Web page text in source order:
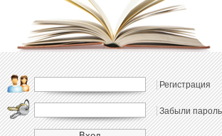
Регистрация
Забыли